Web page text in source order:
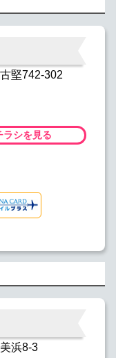
堅742-302
ラシを見る
浜8-3